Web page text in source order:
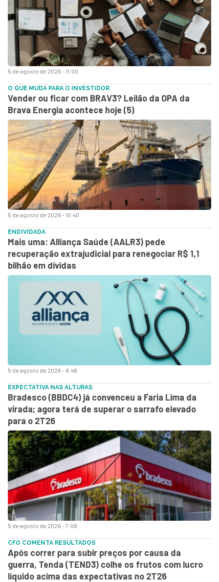
5 de agosto de 2026 - 11:00
5 de agosto de 2026 - 10:40
O QUE MUDA PARA O INVESTIDOR
Vender ou ficar com BRAV3? Leilão da OPA da
Brava Energia acontece hoje (5)
5 de agosto de 2026 - 8:46
ENDIVIDADA
Mais uma: Alliança Saúde (AALR3) pede
recuperação extrajudicial para renegociar R$ 1,1
bilhão em dívidas
5 de agosto de 2026 - 7:08
EXPECTATIVA NAS ALTURAS
Bradesco (BBDC4) já convenceu a Faria Lima da
virada; agora terá de superar o sarrafo elevado
para o 2T26
CFO COMENTA RESULTADOS
Após correr para subir preços por causa da
guerra, Tenda (TEND3) colhe os frutos com lucro
líquido acima das expectativas no 2T26